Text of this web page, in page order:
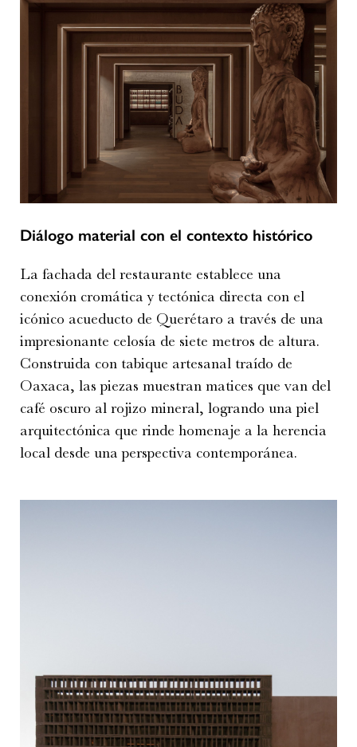
Diálogo material con el contexto histórico
La fachada del restaurante establece una
conexión cromática y tectónica directa con el
icónico acueducto de Querétaro a través de una
impresionante celosía de siete metros de altura.
Construida con tabique artesanal traído de
Oaxaca, las piezas muestran matices que van del
café oscuro al rojizo mineral, logrando una piel
arquitectónica que rinde homenaje a la herencia
local desde una perspectiva contemporánea.